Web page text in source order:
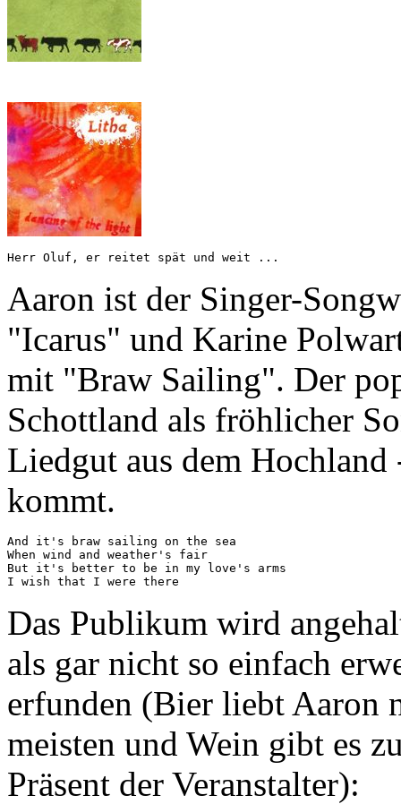
Herr Oluf, er reitet spät und weit ...
Aaron ist der Singer-
"Icarus" und Karine
mit "Braw Sailing". Der
Schottland als fröhlicher
Liedgut aus dem Hochland
kommt.
And it's braw sailing on the sea
When wind and weather's fair
But it's better to be in my love's arms
Das Publikum wird
als gar nicht so einfach
erfunden (Bier liebt Aaron
meisten und Wein gibt es
Präsent der Veranstalter):